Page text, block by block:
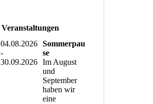
Veranstaltungen
04.08.2026
-
30.09.2026
Sommerpau
se
Im August
und
September
haben wir
eine